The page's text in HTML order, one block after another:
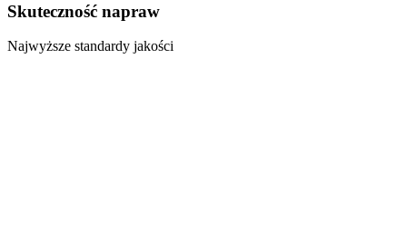
Skuteczność napraw
Najwyższe standardy jakości